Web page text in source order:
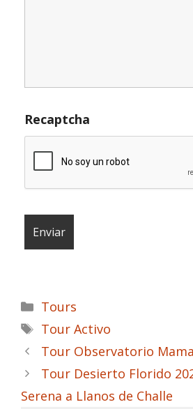
Recaptcha
Categorías
Tours
Etiquetas
Tour Activo
Tour Observatorio
Tour Desierto Florido
Serena a Llanos de Challe